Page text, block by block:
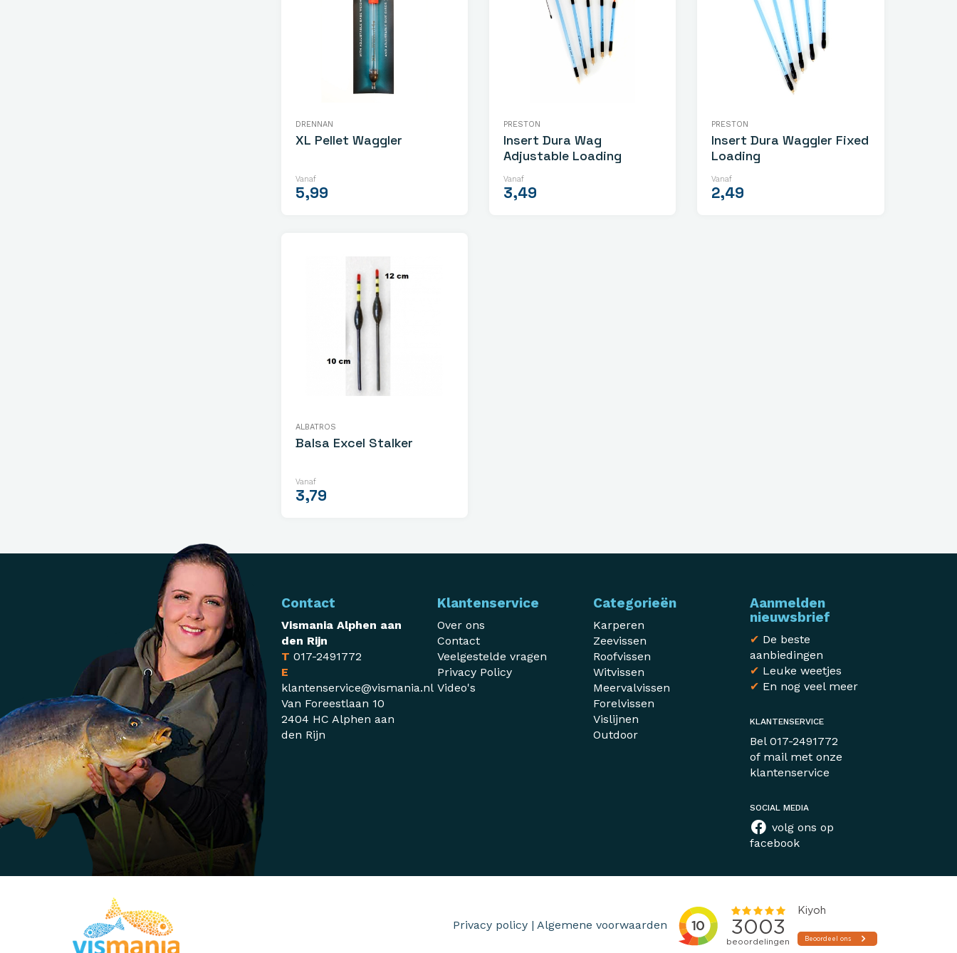
DRENNAN
XL Pellet Waggler
Vanaf
5,99
PRESTON
Insert Dura Wag
Adjustable Loading
Vanaf
3,49
PRESTON
Insert Dura Waggler Fixed
Loading
Vanaf
2,49
ALBATROS
Balsa Excel Stalker
Vanaf
3,79
Contact
Vismania Alphen aan
den Rijn
T 017-2491772
E
klantenservice@vismania.nl
Van Foreestlaan 10
2404 HC Alphen aan
den Rijn
Klantenservice
Over ons
Contact
Veelgestelde vragen
Privacy Policy
Video's
Categorieën
Karperen
Zeevissen
Roofvissen
Witvissen
Meervalvissen
Forelvissen
Vislijnen
Outdoor
Aanmelden
nieuwsbrief
✔ De beste
aanbiedingen
✔ Leuke weetjes
✔ En nog veel meer
KLANTENSERVICE
Bel 017-2491772
of mail met onze
klantenservice
SOCIAL MEDIA
volg ons op
facebook
Privacy policy | Algemene voorwaarden